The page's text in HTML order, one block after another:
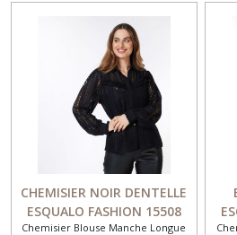
CHEMISIER NOIR DENTELLE
ESQUALO FASHION 15508
Chemisier Blouse Manche Longue